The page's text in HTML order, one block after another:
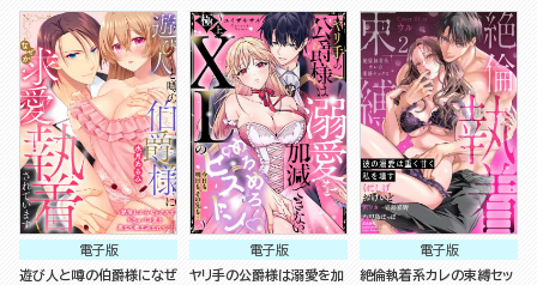
電子版
遊び人と噂の伯爵様になぜ
電子版
ヤリ手の公爵様は溺愛を加
電子版
絶倫執着系カレの束縛セッ